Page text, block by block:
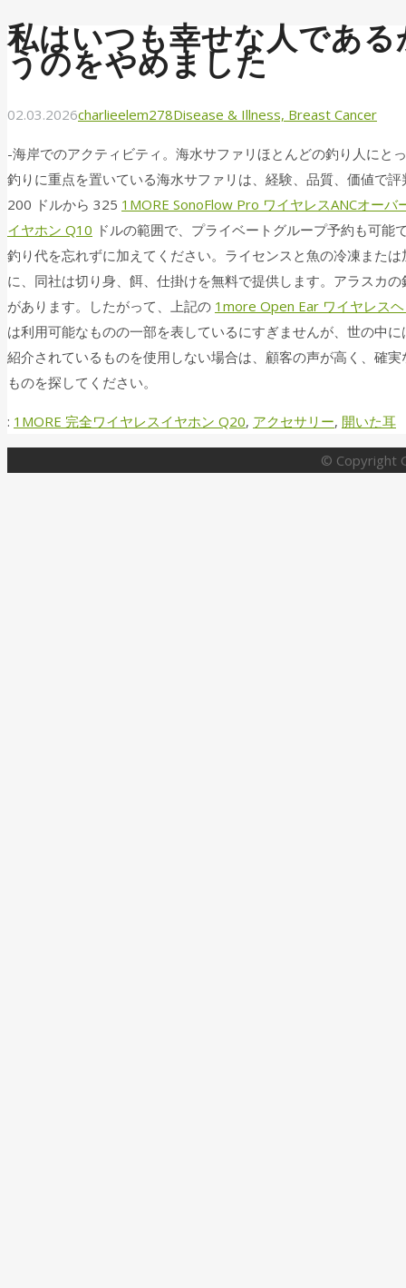
私はいつも幸せな人であ
うのをやめました
02.03.2026charlieelem278Disease & Illness, Breast Cancer
-海岸でのアクティビティ。海水サファリほとんどの釣り人にと
釣りに重点を置いている海水サファリは、経験、品質、価値で
200 ドルから 325 1MORE SonoFlow Pro ワイヤレスANCオーバ
イヤホン Q10 ドルの範囲で、プライベートグループ予約も可
釣り代を忘れずに加えてください。ライセンスと魚の冷凍また
に、同社は切り身、餌、仕掛けを無料で提供します。アラスカ
があります。したがって、上記の 1more Open Ear ワイヤレス
は利用可能なものの一部を表しているにすぎませんが、世の中
紹介されているものを使用しない場合は、顧客の声が高く、確
ものを探してください。
: 1MORE 完全ワイヤレスイヤホン Q20, アクセサリー, 開いた耳
© Copyright